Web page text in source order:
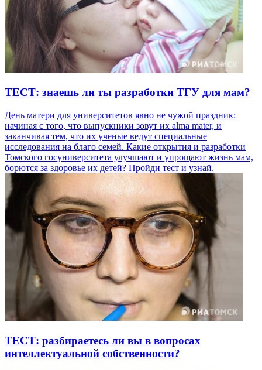
ТЕСТ: знаешь ли ты разработки ТГУ для мам?
День матери для университетов явно не чужой праздник:
начиная с того, что выпускники зовут их alma mater, и
заканчивая тем, что их ученые ведут специальные
исследования на благо семей. Какие открытия и разработки
Томского госуниверситета улучшают и упрощают жизнь мам,
борются за здоровье их детей? Пройди тест и узнай.
ТЕСТ: разбираетесь ли вы в вопросах
интеллектуальной собственности?